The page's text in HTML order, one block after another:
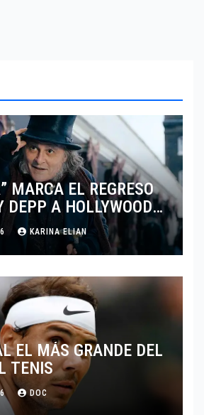
MARCA EL REGRESO
DEPP A HOLLYWOOD
POR EL CINE
EUROPEO
KARINA ELIAN
EL MÁS GRANDE DEL
TENIS
DOC